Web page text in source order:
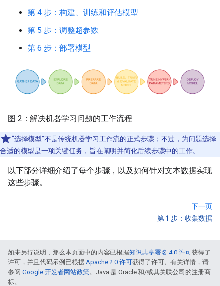
第 4 步：构建、训练和评估模型
第 5 步：调整超参数
第 6 步：部署模型
图 2：解决机器学习问题的工作流程
“选择模型”不是传统机器学习工作流的正式步骤；不过，为问题选择
合适的模型是一项关键任务，旨在阐明并简化后续步骤中的工作。
以下部分详细介绍了每个步骤，以及如何针对文本数据实现
这些步骤。
下一页
第 1 步：收集数据
如未另行说明，那么本页面中的内容已根据知识共享署名 4.0 许可获得了
许可，并且代码示例已根据 Apache 2.0 许可获得了许可。有关详情，请
参阅 Google 开发者网站政策。Java 是 Oracle 和/或其关联公司的注册商
标。